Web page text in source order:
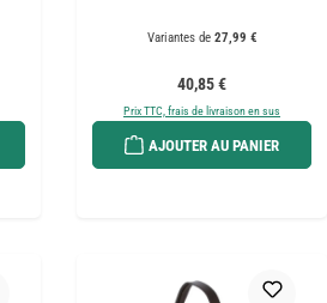
Variantes de27,99 €
Prix régulier :
40,85 €
Prix TTC, frais de livraison en sus
AJOUTER AU PANIER